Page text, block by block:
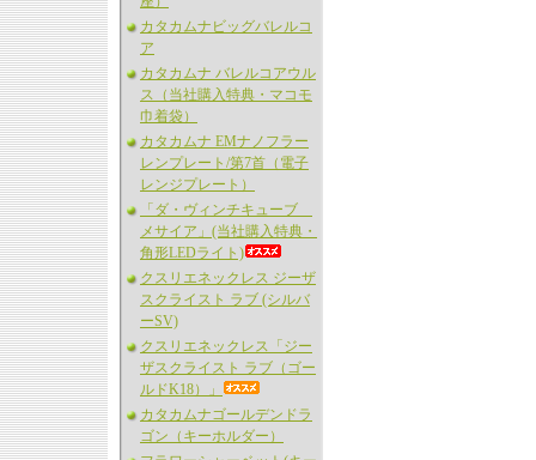
カタカムナビッグバレルコ
ア
カタカムナ バレルコアウル
ス（当社購入特典・マコモ
巾着袋）
カタカムナ EMナノフラー
レンプレート/第7首（電子
レンジプレート）
「ダ・ヴィンチキューブ
メサイア」(当社購入特典・
角形LEDライト)
クスリエネックレス ジーザ
スクライスト ラブ (シルバ
ーSV)
クスリエネックレス「ジー
ザスクライスト ラブ（ゴー
ルドK18）」
カタカムナゴールデンドラ
ゴン（キーホルダー）